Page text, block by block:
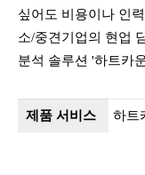
싶어도 비용이나 인
소/중견기업의 현업
분석 솔루션 '하트카
제품 서비스 하트